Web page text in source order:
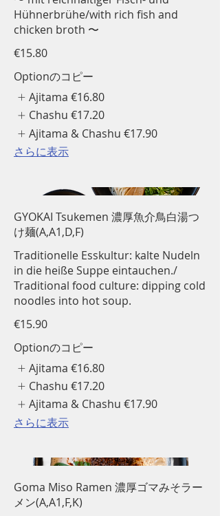
Hühnerbrühe/with rich fish and
chicken broth 〜
€15.80
Optionのコピー
Ajitama €16.80
Chashu €17.20
Ajitama & Chashu €17.90
さらに表示
GYOKAI Tsukemen 濃厚魚介鳥白湯つ
け麺(A,A1,D,F)
Traditionelle Esskultur: kalte Nudeln
in die heiße Suppe eintauchen./
Traditional food culture: dipping cold
noodles into hot soup.
€15.90
Optionのコピー
Ajitama €16.80
Chashu €17.20
Ajitama & Chashu €17.90
さらに表示
Goma Miso Ramen 濃厚ゴマみそラー
メン(A,A1,F,K)